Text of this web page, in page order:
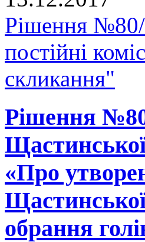
Рішення
постійні
скликання"
Рішення
«Про
обрання